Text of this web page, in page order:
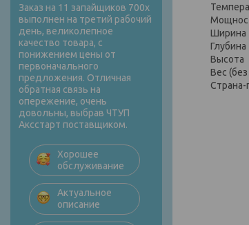
Вес
Заказ на 11 запайщиков 700х
выполнен на третий рабочий
день, великолепное
качество товара, с
понижением цены от
первоначального
предложения. Отличная
обратная связь на
опережение, очень
довольны, выбрав ЧТУП
Аксстарт поставщиком.
Хорошее
обслуживание
Актуальное
описание